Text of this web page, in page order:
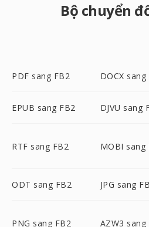
Bộ chuyển
PDF sang FB2 DOCX sang
EPUB sang FB2 DJVU sang
RTF sang FB2 MOBI sang
ODT sang FB2 JPG sang
PNG sang FB2 AZW3 sang